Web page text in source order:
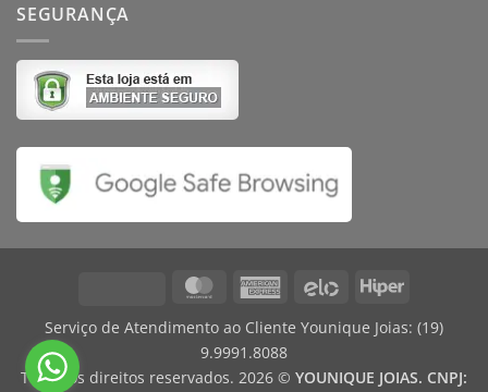
SEGURANÇA
MasterCardAmerican Elo Hiper
Serviço de Atendimento ao Cliente Younique Joias: (19)
9.9991.8088
Todos os direitos reservados. 2026 © YOUNIQUE JOIAS. CNPJ: